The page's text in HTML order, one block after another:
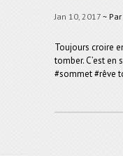
Jan 10, 2017 ~ Par
Toujours croire
tomber. C’est
#sommet #rêve